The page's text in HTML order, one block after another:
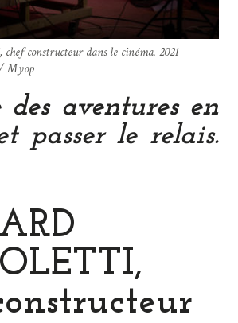
constructeur dans le cinéma. 2021
Myop
aventures en
passer le relais.